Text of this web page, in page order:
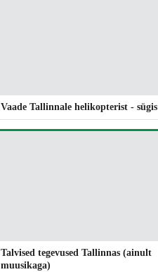
Vaade Tallinnale helikopterist - sügis
Talvised tegevused Tallinnas (ainult
muusikaga)